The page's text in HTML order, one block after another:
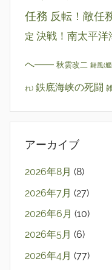
任務 反転！敵任
定 決戦！南太平洋
へ―― 秋雲改二 舞風(
れ) 鉄底海峡の死闘
アーカイブ
2026年8月 (8)
2026年7月 (27)
2026年6月 (10)
2026年5月 (6)
2026年4月 (77)